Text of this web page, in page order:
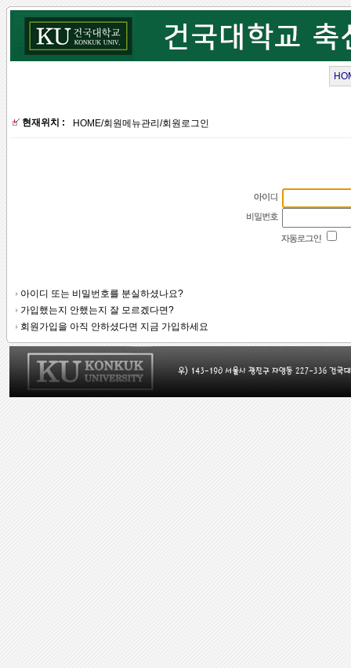
현재위치 : HOME/회원메뉴관리 /회원로그인
아이디 또는 비밀번호를 분실하셨나요?
가입했는지 안했는지 잘 모르겠다면?
회원가입을 아직 안하셨다면 지금 가입하세요